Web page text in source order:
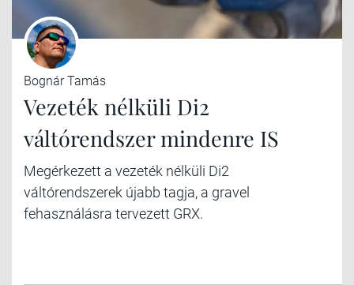
Bognár Tamás
Vezeték nélküli Di2
váltórendszer mindenre IS
Megérkezett a vezeték nélküli Di2
váltórendszerek újabb tagja, a gravel
fehasználásra tervezett GRX.